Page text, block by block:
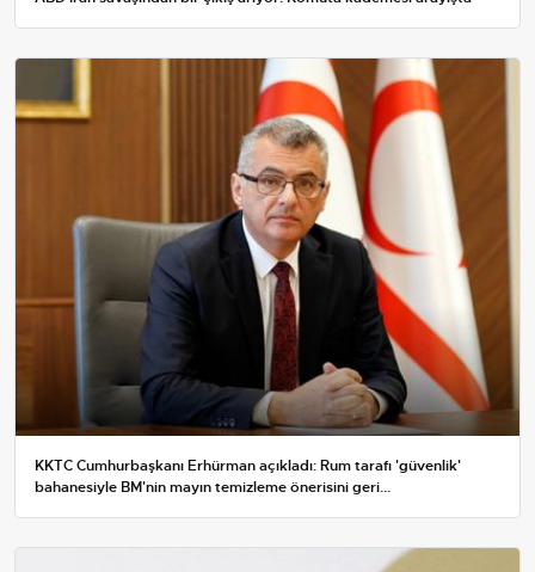
KKTC Cumhurbaşkanı Erhürman açıkladı: Rum tarafı 'güvenlik'
bahanesiyle BM'nin mayın temizleme önerisini geri...